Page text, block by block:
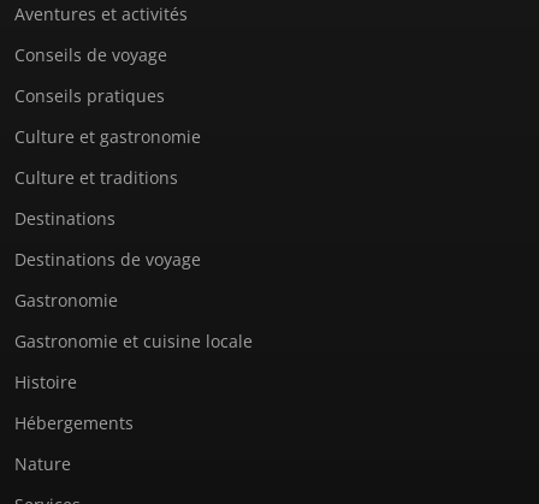
Aventures et activités
Conseils de voyage
Conseils pratiques
Culture et gastronomie
Culture et traditions
Destinations
Destinations de voyage
Gastronomie
Gastronomie et cuisine locale
Histoire
Hébergements
Nature